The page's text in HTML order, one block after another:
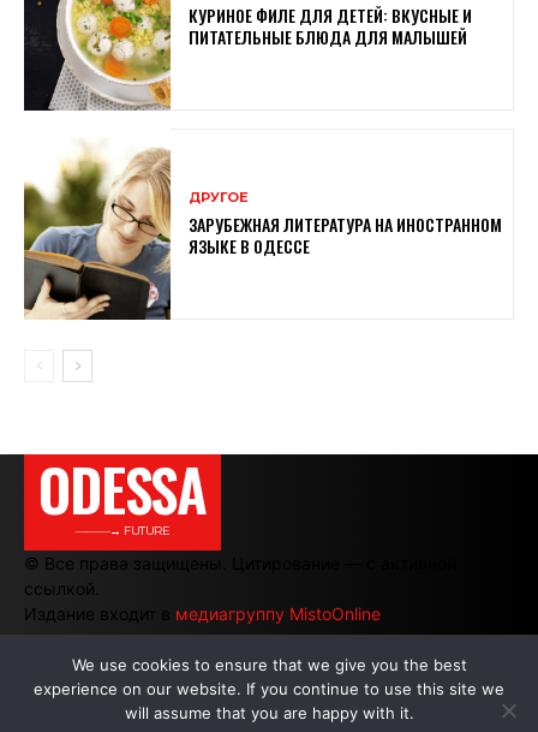
КУРИНОЕ ФИЛЕ ДЛЯ ДЕТЕЙ: ВКУСНЫЕ И
ПИТАТЕЛЬНЫЕ БЛЮДА ДЛЯ МАЛЫШЕЙ
ДРУГОЕ
ЗАРУБЕЖНАЯ ЛИТЕРАТУРА НА ИНОСТРАННОМ
ЯЗЫКЕ В ОДЕССЕ
ODESSA
———→ FUTURE
© Все права защищены. Цитирование — с активной
ссылкой.
Издание входит в медиагруппу MistoOnline
АВТОРЫ | РЕКЛАМА НА САЙТЕ
We use cookies to ensure that we give you the best
experience on our website. If you continue to use this site we
will assume that you are happy with it.